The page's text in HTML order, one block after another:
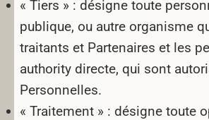
« Tiers » : désigne toute
publique, ou autre organisme
traitants et Partenaires et les
authority directe, qui sont
Personnelles.
« Traitement » : désigne toute